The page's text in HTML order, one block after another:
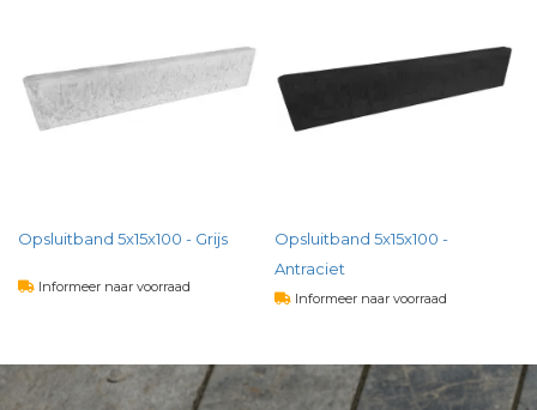
Opsluitband 5x15x100 - Grijs
Informeer naar voorraad
Opsluitband 5x15x100 -
Antraciet
Informeer naar voorraad
4,64per st